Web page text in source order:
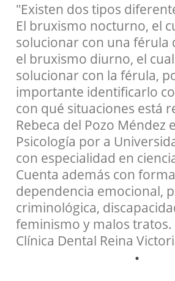
"Existen dos tipos
El bruxismo nocturno, el
solucionar con una férula
el bruxismo diurno, el
solucionar con la férula,
importante identificarlo
con qué situaciones está
Rebeca del Pozo Méndez
Psicología por a
con especialidad en
Cuenta además con
dependencia emocional,
criminológica,
feminismo y malos tratos.
Clínica Dental Reina